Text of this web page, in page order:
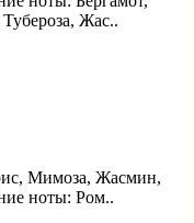
Жас..
Мимоза, Жасмин,
ноты: Ром..